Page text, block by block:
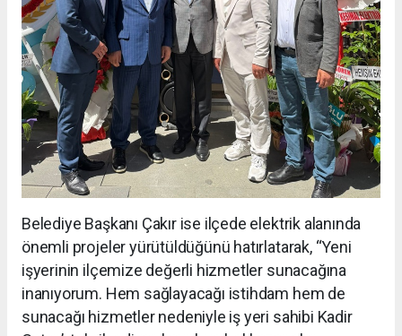
Belediye Başkanı Çakır ise ilçede elektrik alanında
önemli projeler yürütüldüğünü hatırlatarak, “Yeni
işyerinin ilçemize değerli hizmetler sunacağına
inanıyorum. Hem sağlayacağı istihdam hem de
sunacağı hizmetler nedeniyle iş yeri sahibi Kadir